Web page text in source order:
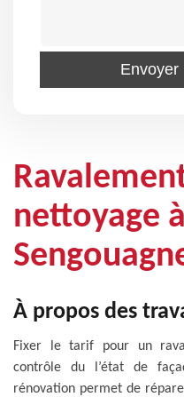
nettoyage à
À propos des
Fixer le tarif pour un
contrôle du l’état de
rénovation permet de